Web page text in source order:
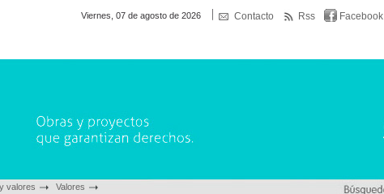
Viernes, 07 de agosto de 2026 Contacto Rss Facebook
valores Valores